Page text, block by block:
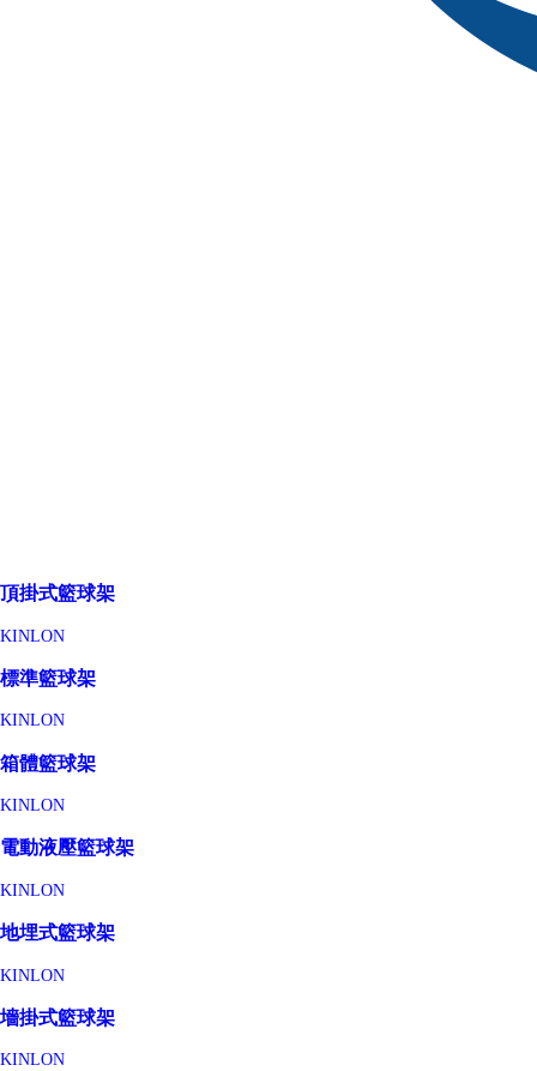
頂掛式籃球架
KINLON
標準籃球架
KINLON
箱體籃球架
KINLON
電動液壓籃球架
KINLON
地埋式籃球架
KINLON
墻掛式籃球架
KINLON